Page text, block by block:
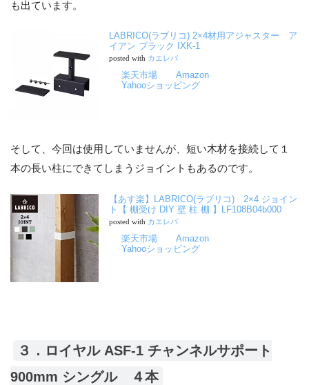
も出ています。
LABRICO(ラブリコ) 2×4材用アジャスター ア
イアン ブラック IXK-1
posted with カエレバ
楽天市場
Amazon
Yahooショッピング
そして、今回は使用していませんが、短い木材を接続して１
本の長い柱にできてしまうジョイントもあるのです。
【あす楽】LABRICO(ラブリコ) 2×4 ジョイン
ト【 棚受け DIY 壁 柱 棚 】LF108B04b000
posted with カエレバ
楽天市場
Amazon
Yahooショッピング
３．ロイヤル ASF-1 チャンネルサポート
900mm シングル ４本